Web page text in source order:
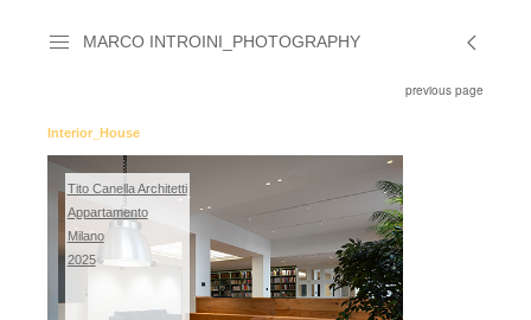
MARCO INTROINI_PHOTOGRAPHY
previous page
Interior_House
Tito Canella Architetti
Appartamento
Milano
2025